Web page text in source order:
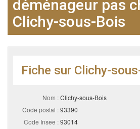
déménageur pas
Clichy-sous-Bois
Fiche sur Clichy-
Nom :Clichy-sous-Bois
Code postal :93390
Code Insee :93014